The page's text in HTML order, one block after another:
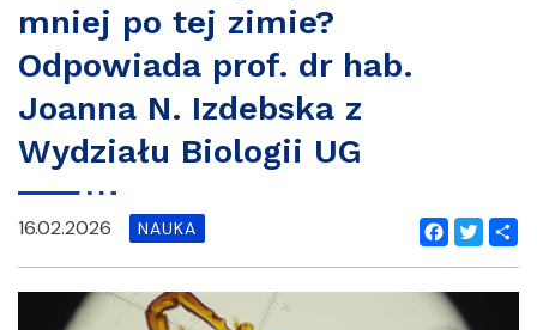
mniej po tej zimie?
Odpowiada prof. dr hab.
Joanna N. Izdebska z
Wydziału Biologii UG
Facebook
Twitter
16.02.2026 NAUKA